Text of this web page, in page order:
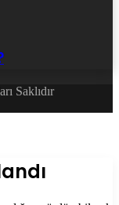
Saklıdır